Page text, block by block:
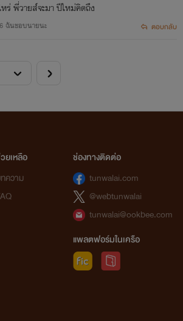
ร่ พี่วายส์จะมา ปีใหม่คิดถึง
ฉันชอบนายนะ ตอบกลับ
ยเหลือ
ความ
ช่องทางติดต่อ
tunwalai.com
@webtunwalai
tunwalai@ookbee.com
แพลตฟอร์มในเครือ